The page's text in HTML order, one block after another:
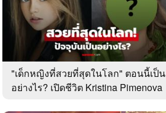
"เด็กหญิงที่สวยที่สุดในโลก" ตอนนี้เป็น
อย่างไร? เปิดชีวิต Kristina Pimenova